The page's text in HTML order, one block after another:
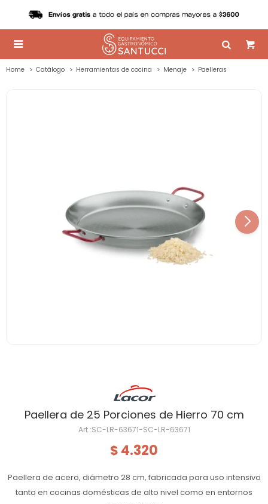

Home Catálogo Herramientas de cocina Menaje Paelleras
Paellera de 25 Porciones de Hierro 70 cm
SC-LR-63671-SC-LR-63671
$ 4.320
Paellera de acero, diámetro 28 cm, fabricada para uso intensivo
tanto en cocinas domésticas de alto nivel como en entornos